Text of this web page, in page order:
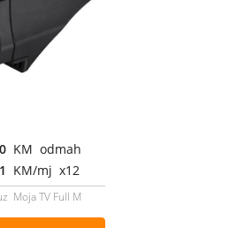
KM odmah
KM/mj x12
Moja TV Full M